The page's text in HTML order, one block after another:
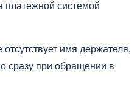
платежной системой
имя держателя,
сразу при обращении в